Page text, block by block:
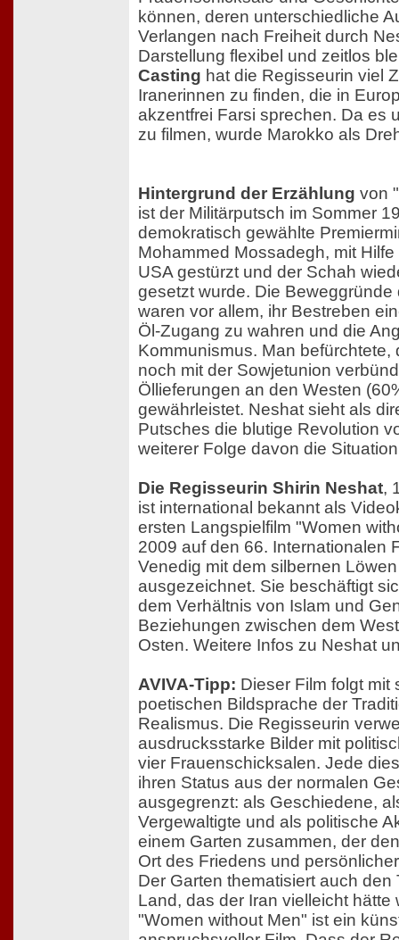
können, deren unterschiedliche
Verlangen nach Freiheit durch
Darstellung flexibel und zeitlos
Casting hat die Regisseurin viel
Iranerinnen zu finden, die in
akzentfrei Farsi sprechen. Da es
zu filmen, wurde Marokko als
Hintergrund der Erzählung von
ist der Militärputsch im Sommer
demokratisch gewählte
Mohammed Mossadegh, mit
USA gestürzt und der Schah
gesetzt wurde. Die Beweggründe
waren vor allem, ihr Bestreben
Öl-Zugang zu wahren und die
Kommunismus. Man befürchtete,
noch mit der Sowjetunion
Öllieferungen an den Westen
gewährleistet. Neshat sieht als
Putsches die blutige Revolution
weiterer Folge davon die
Die Regisseurin Shirin Neshat,
ist international bekannt als
ersten Langspielfilm "Women
2009 auf den 66. Internationalen
Venedig mit dem silbernen
ausgezeichnet. Sie beschäftigt
dem Verhältnis von Islam und
Beziehungen zwischen dem
Osten. Weitere Infos zu Neshat
AVIVA-Tipp: Dieser Film folgt mit
poetischen Bildsprache der
Realismus. Die Regisseurin
ausdrucksstarke Bilder mit
vier Frauenschicksalen. Jede
ihren Status aus der normalen
ausgegrenzt: als Geschiedene,
Vergewaltigte und als politische
einem Garten zusammen, der
Ort des Friedens und
Der Garten thematisiert auch den
Land, das der Iran vielleicht hätte
"Women without Men" ist ein